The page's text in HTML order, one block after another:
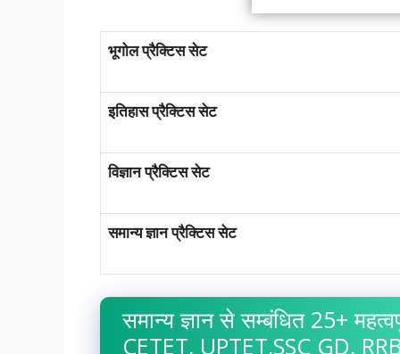
भूगोल प्रैक्टिस सेट
इतिहास प्रैक्टिस सेट
विज्ञान प्रैक्टिस सेट
समान्य ज्ञान प्रैक्टिस सेट
समान्य ज्ञान से सम्बंधित 25+
CETET, UPTET,SSC GD,